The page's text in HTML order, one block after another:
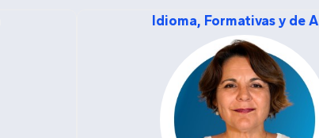
Idioma, Formativas y de